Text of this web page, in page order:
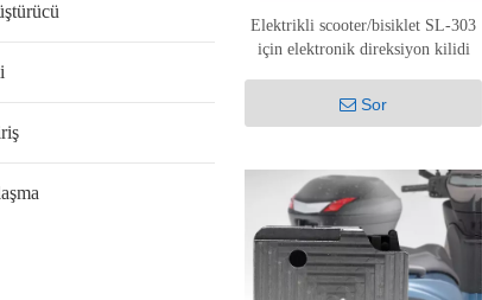
Elektrikli scooter/bisiklet SL-303
için elektronik direksiyon kilidi
Sor